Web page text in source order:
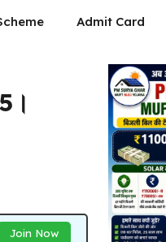
Admit Card
Join Now